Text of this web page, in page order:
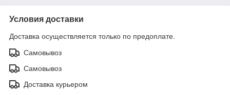
Условия доставки
Доставка осуществляется только по предоплате.
Самовывоз
Самовывоз
Доставка курьером